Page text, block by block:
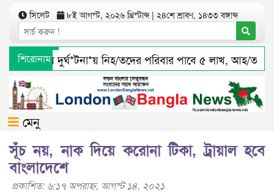
সিলেট ৮ই আগস্ট, ২০২৬ খ্রিস্টাব্দ | ২৪শে শ্রাবণ, ১৪৩৩ বঙ্গাব্দ
শিরোনাম
বাস দুর্ঘ*টনা*য় নিহ/তদের পরিবার পাবে ৫ লাখ, আহ/তরাও
সারী ৩ বালু মহালে অবৈধ ভাবে বালু উত্তোলনের সত্যতা
মেনু
সূঁচ নয়, নাক দিয়ে করোনা টিকা, ট্রায়াল হবে
বাংলাদেশে
প্রকাশিত: ৬:১৭ অপরাহ্ণ, আগস্ট ১৪, ২০২১